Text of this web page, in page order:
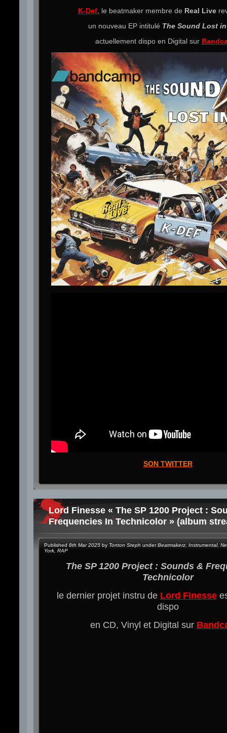
K-Def , le beatmaker membre de Real Live
un nouveau EP intitulé The Sound Lost
actuellement dispo en Digital sur
SON TWITTER
Lord Finesse « The SP 1200 Project :
Frequencies In Technicolor » (album
Published 8th Mar 2025 by Tonton Steph underBeatmakerz Instrumental,
York RAP
The SP 1200 Project : Sounds &
Technicolor
le dernier projet instru de Lord Finesse
dispo
en CD, Vinyl et Digital sur